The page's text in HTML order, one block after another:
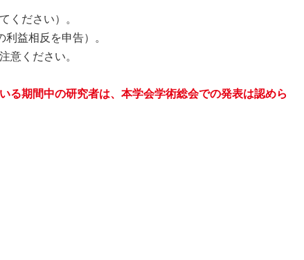
ください）。
益相反を申告）。
意ください。
る期間中の研究者は、本学会学術総会での発表は認めら